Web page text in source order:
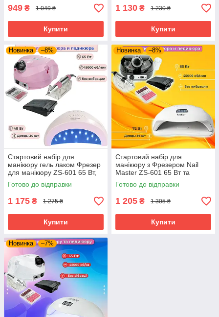
949 ₴ 1 049 ₴
Купити
1 130 ₴ 1 230 ₴
Купити
Новинка –8%
Стартовий набір для
манікюру гель лаком Фрезер
для манікюру ZS-601 65 Вт,
45000об + Лампа для
манікюру SunOne 48Вт
Готово до відправки
1 175 ₴ 1 275 ₴
Купити
Новинка –8%
Стартовий набір для
манікюру з Фрезером Nail
Master ZS-601 65 Вт та
Лампою LED-UV Sun X Plus
для манікюру 72Вт
Готово до відправки
1 205 ₴ 1 305 ₴
Купити
Новинка –7%